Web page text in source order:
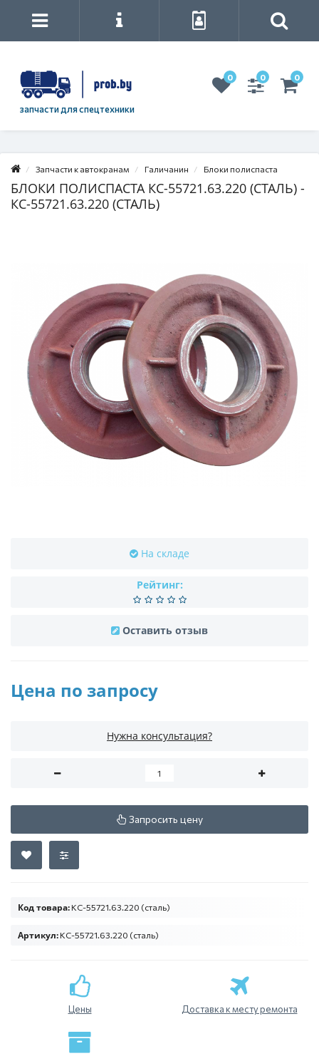
запчасти для спецтехники
0 0 0
Запчасти к автокранам Галичанин Блоки полиспаста
БЛОКИ ПОЛИСПАСТА КС-55721.63.220 (СТАЛЬ) -
КС-55721.63.220 (СТАЛЬ)
На складе
Рейтинг:
Оставить отзыв
Цена по запросу
Нужна консультация?
Запросить цену
Код товара: КС-55721.63.220 (сталь)
Артикул: КС-55721.63.220 (сталь)
Цены Доставка к месту ремонта